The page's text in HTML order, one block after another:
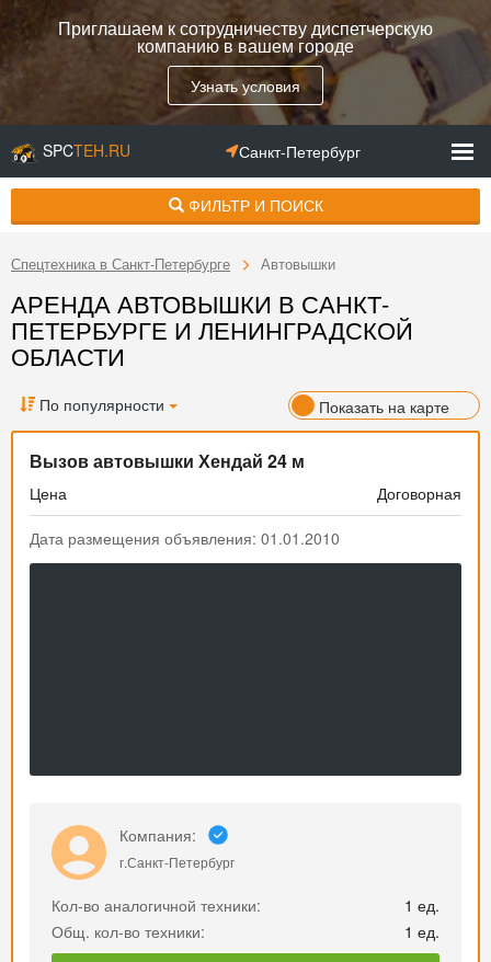
Приглашаем к сотрудничеству диспетчерскую
компанию в вашем городе
Узнать условия
SPCTEH.RU Санкт-Петербург
ФИЛЬТР И ПОИСК
Спецтехника в Санкт-Петербурге Автовышки
АРЕНДА АВТОВЫШКИ В САНКТ-
ПЕТЕРБУРГЕ И ЛЕНИНГРАДСКОЙ
ОБЛАСТИ
По популярности Показать на карте
Вызов автовышки Хендай 24 м
Цена Договорная
Дата размещения объявления: 01.01.2010
Компания:
г.Санкт-Петербург
Кол-во аналогичной техники:
1 ед.
Общ. кол-во техники:
1 ед.